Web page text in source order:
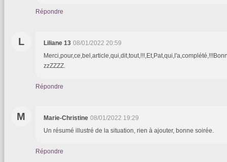
Répondre
L Liliane 13 08/01/2022 20:59
zzZZZZ.
Répondre
M Marie-Christine 08/01/2022 19:29
Un résumé illustré de la situation, rien à ajouter, bonne soirée.
Répondre